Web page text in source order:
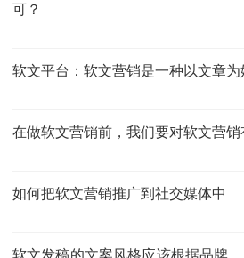
可？
软文平台：软文营销是一种以文章
在做软文营销前，我们要对软文营
如何把软文营销推广到社交媒体中